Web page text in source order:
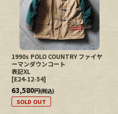
1990s POLO COUNTRY ファイヤ
ーマンダウンコート
表記XL
[E24-12-54]
63,580円(税込)
SOLD OUT